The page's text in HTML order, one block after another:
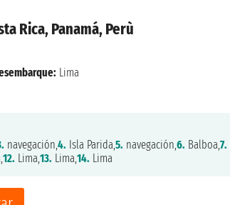
Rica, Panamá, Perù
Lima
navegación,4. Isla Parida,5. navegación,6. Balboa,7.
12. Lima,13. Lima,14. Lima